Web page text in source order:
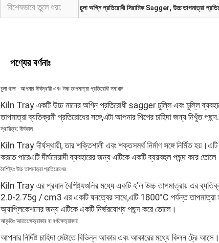
বিশেষভাবে তুলে ধরা:
চুলা অগ্নি প্রতিরোধী সিরামিক Sagger, উচ্চ তাপমাত্রা
পণ্যের বর্ণনাঃ
চুলা থালা - আপনার দীর্ঘস্থায়ী এবং উচ্চ তাপমাত্রা প্রতিরোধী সমাধান
Kiln Tray একটি উচ্চ মানের অগ্নি প্রতিরোধী sagger চুল্লি এবং চুল্লি
তাপমাত্রা ব্যতিক্রমী প্রতিরোধের সঙ্গে,এটা আপনার শিল্পের চাহিদা জন্য নিখুঁত পছন্দ.
স্থায়িত্ব: দীর্ঘকাল
Kiln Tray দীর্ঘস্থায়ী, তার শক্তিশালী এবং শক্তসমর্থ নির্মাণ সঙ্গে নির্মিত
করতে পারেএটি দীর্ঘমেয়াদী ব্যবহারের জন্য এটিকে একটি ব্যয়বহুল পছন্দ করে
বৈশিষ্ট্যঃ উচ্চ তাপমাত্রা প্রতিরোধের
Kiln Tray এর প্রধান বৈশিষ্ট্যগুলির মধ্যে একটি হ'ল উচ্চ তাপমাত্রায় এর
2.0-2.75g / cm3 এর একটি ঘনত্বের সাথে,এটি 1800°C পর্যন্ত তাপমাত্রা
অ্যাপ্লিকেশনের জন্য এটিকে একটি নির্ভরযোগ্য পছন্দ করে তোলে।
আকৃতিঃ আয়তক্ষেত্রাকার বা বর্গক্ষেত্রাকার
আপনার নির্দিষ্ট চাহিদা মেটাতে বিভিন্ন আকার এবং আকারের মধ্যে কিলন ট্রে